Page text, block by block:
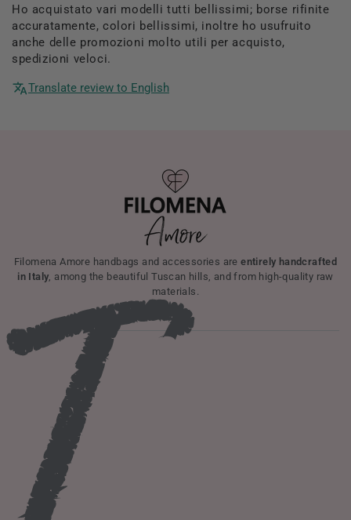
Ho acquistato vari modelli tutti bellissimi; borse rifinite
accuratamente, colori bellissimi, inoltre ho usufruito
anche delle promozioni molto utili per acquisto,
spedizioni veloci.
Translate review to English
Filomena Amore handbags and accessories areentirely handcrafted
in Italy , among the beautiful Tuscan hills, and from high-quality raw
materials.